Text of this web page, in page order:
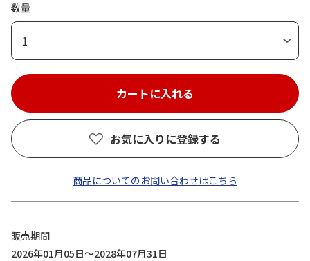
数量
1
お気に入りに登録する
商品についてのお問い合わせはこちら
販売期間
2026年01月05日～2028年07月31日